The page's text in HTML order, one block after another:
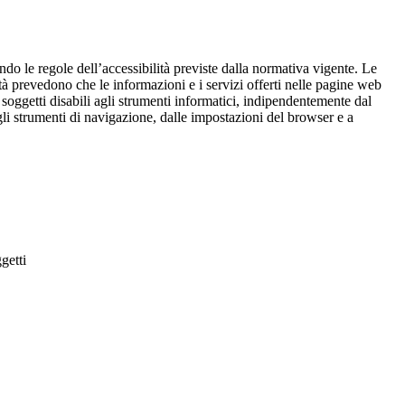
le regole dell’accessibilità previste dalla normativa vigente. Le
prevedono che le informazioni e i servizi offerti nelle pagine web
disabili agli strumenti informatici, indipendentemente dal
strumenti di navigazione, dalle impostazioni del browser e a